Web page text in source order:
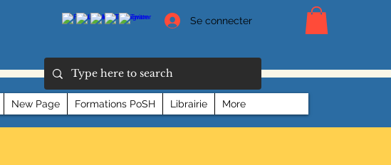
Se connecter
New Page Formations PoSH Librairie More